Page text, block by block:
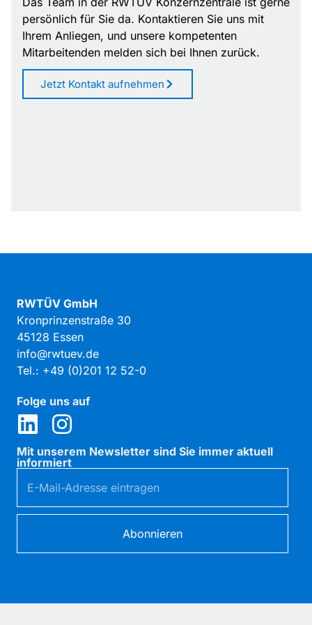
Istanbul, Türkei
Zum Partner
26 Pentadaktylou Street, 4001 Limassol, Zypern
Zum Partner
Lye Lane, Bricket Wood, AL2 3TA St Albans,
Großbritannien
Zum Partner
Standort Düsseldorf
Düsseldorf
Zum Partner
STP Sachverständigen GmbH — Koblenz
Zum Partner
Twentyfour GmbH — Köln
persönlich für Sie da. Kontaktieren Sie uns mit
Ihrem Anliegen, und unsere kompetenten
Mitarbeitenden melden sich bei Ihnen zurück.
Jetzt Kontakt aufnehmen
RWTÜV GmbH
Kronprinzenstraße 30
45128 Essen
info@rwtuev.de
Tel.: +49 (0)201 12 52-0
Folge uns auf
Mit unserem Newsletter sind Sie immer aktuell
informiert
Abonnieren